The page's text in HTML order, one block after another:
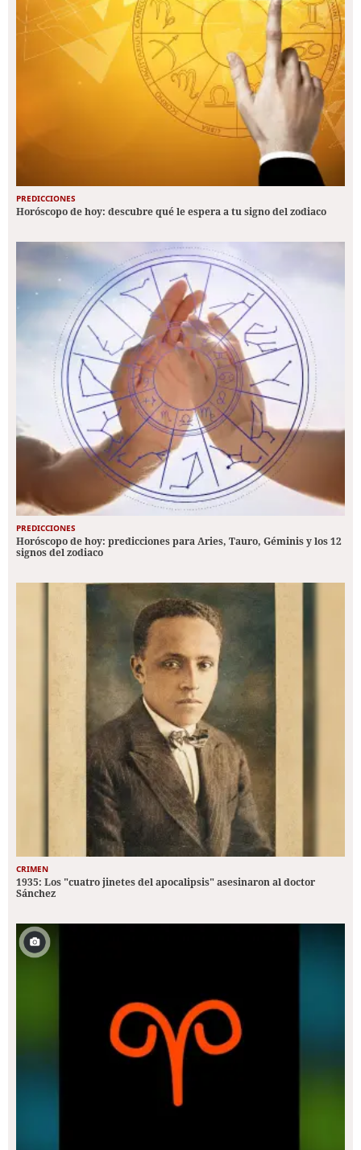
PREDICCIONES
Horóscopo de hoy: descubre qué le espera a tu signo del zodiaco
PREDICCIONES
Horóscopo de hoy: predicciones para Aries, Tauro, Géminis y los 12
signos del zodiaco
CRIMEN
1935: Los "cuatro jinetes del apocalipsis" asesinaron al doctor
Sánchez